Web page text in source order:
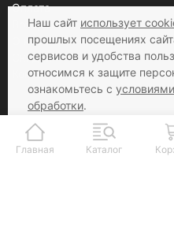
Оплата
Возврат
О нас
Скидки
Контакты
Соцсети
Наш сайт использует
прошлых посещениях
сервисов и удобства
относимся к защите
ознакомьтесь с
обработки.
Вы можете запретить
настройках своего
Главная Каталог